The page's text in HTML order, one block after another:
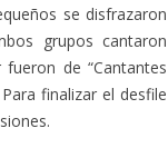
se disfrazaron
grupos cantaron
de “Cantantes
finalizar el desfile